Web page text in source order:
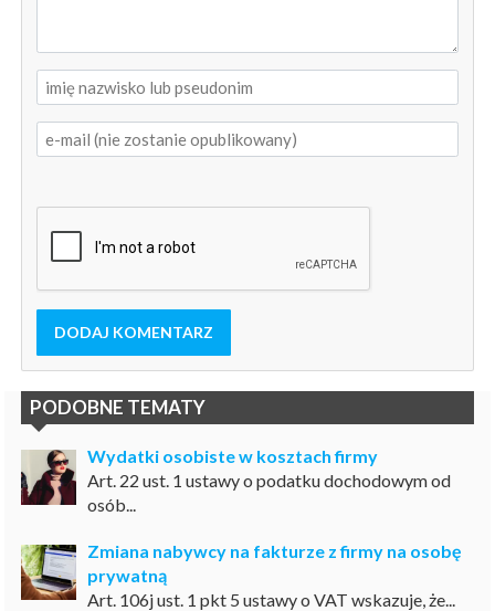
DODAJ KOMENTARZ
PODOBNE TEMATY
Wydatki osobiste w kosztach firmy
Art. 22 ust. 1 ustawy o podatku dochodowym od
osób...
Zmiana nabywcy na fakturze z firmy na osobę
prywatną
Art. 106j ust. 1 pkt 5 ustawy o VAT wskazuje, że...